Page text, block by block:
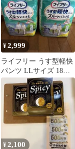
¥2,999
ライフリー うす型軽快
パンツ LLサイズ 18枚
入 2パック
¥2,100